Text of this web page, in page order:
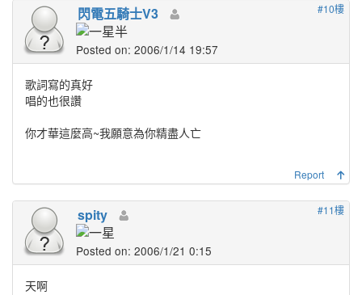
#10樓
閃電五騎士V3
Posted on: 2006/1/14 19:57
歌詞寫的真好
唱的也很讚
你才華這麼高~我願意為你精盡人亡
Report
#11樓
spity
Posted on: 2006/1/21 0:15
天啊